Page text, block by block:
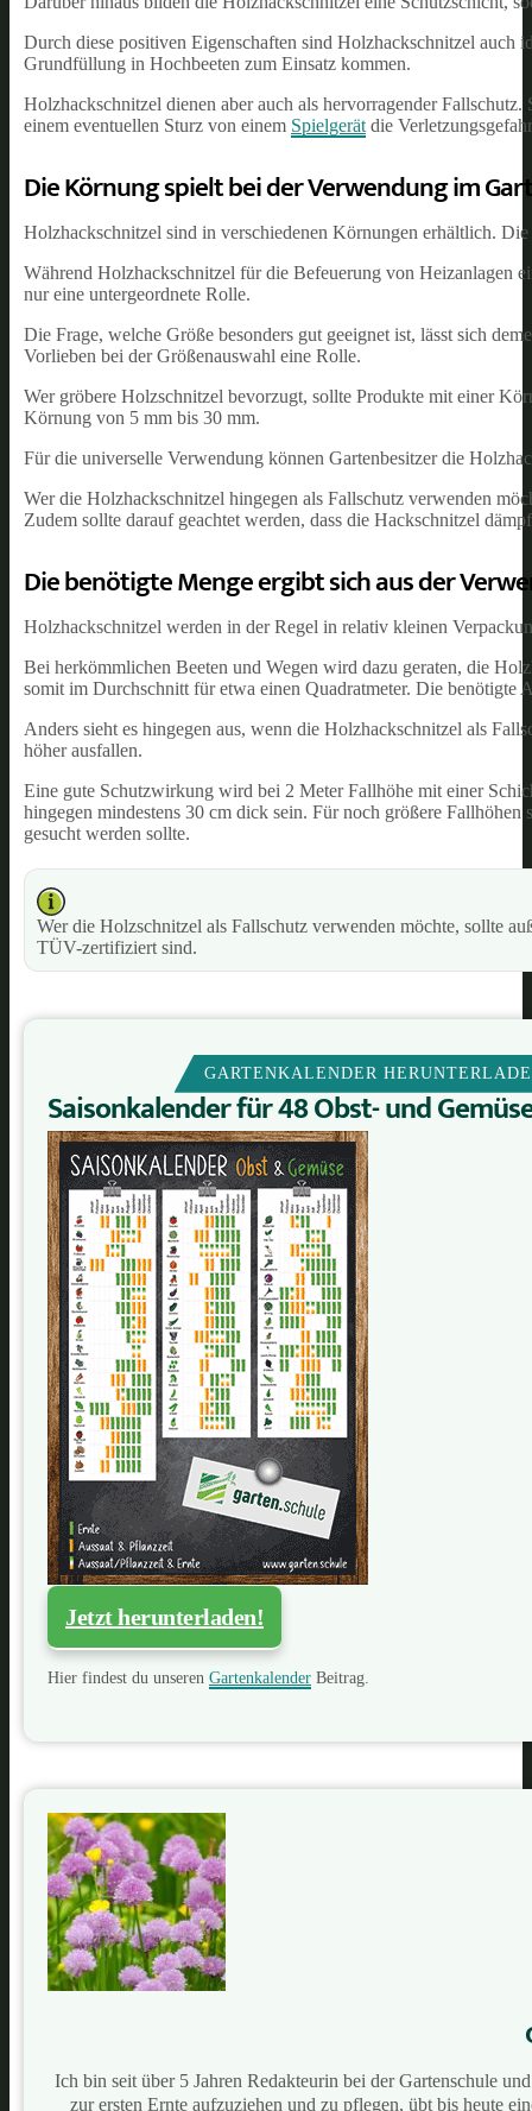
Durch diese positiven Eigenschaften sind Holzhackschnitzel auch
Grundfüllung in Hochbeeten zum Einsatz kommen.
Holzhackschnitzel dienen aber auch als hervorragender
einem eventuellen Sturz von einem Spielgerät die
Die Körnung spielt bei der Verwendung im
Holzhackschnitzel sind in verschiedenen Körnungen erhältlich.
Während Holzhackschnitzel für die Befeuerung von Heizanlagen
nur eine untergeordnete Rolle.
Die Frage, welche Größe besonders gut geeignet ist, lässt sich
Vorlieben bei der Größenauswahl eine Rolle.
Wer gröbere Holzschnitzel bevorzugt, sollte Produkte mit einer
Körnung von 5 mm bis 30 mm.
Für die universelle Verwendung können Gartenbesitzer die
Wer die Holzhackschnitzel hingegen als Fallschutz verwenden
Zudem sollte darauf geachtet werden, dass die Hackschnitzel
Die benötigte Menge ergibt sich aus der
Holzhackschnitzel werden in der Regel in relativ kleinen
Bei herkömmlichen Beeten und Wegen wird dazu geraten, die
somit im Durchschnitt für etwa einen Quadratmeter. Die benötigte
Anders sieht es hingegen aus, wenn die Holzhackschnitzel als
höher ausfallen.
Eine gute Schutzwirkung wird bei 2 Meter Fallhöhe mit einer
hingegen mindestens 30 cm dick sein. Für noch größere
gesucht werden sollte.
Wer die Holzschnitzel als Fallschutz verwenden möchte, sollte
TÜV-zertifiziert sind.
GARTENKALENDER
Saisonkalender für 48 Obst- und
Jetzt herunterladen!
Hier findest du unseren Gartenkalender Beitrag.
Ich bin seit über 5 Jahren Redakteurin bei der Gartenschule
zur ersten Ernte aufzuziehen und zu pflegen, übt bis heute